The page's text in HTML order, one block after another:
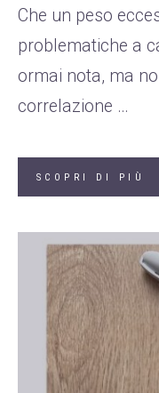
Che un peso
problematiche a
ormai nota, ma
correlazione …
SCOPRI DI PIÙ